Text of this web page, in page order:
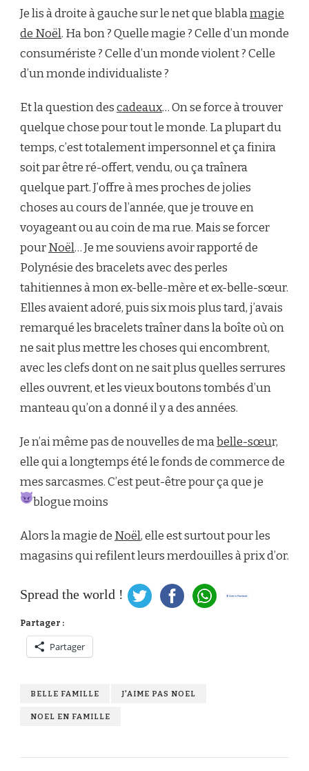
Je lis à droite à gauche sur le net que blablamagie
de Noël. Ha bon ? Quelle magie ? Celle d’un monde
consumériste ? Celle d’un monde violent ? Celle
d’un monde individualiste ?
Et la question descadeaux… On se force à trouver
quelque chose pour tout le monde. La plupart du
temps, c’est totalement impersonnel et ça finira
soit par être ré-offert, vendu, ou ça traînera
quelque part. J’offre à mes proches de jolies
choses au cours de l’année, que je trouve en
voyageant ou au coin de ma rue. Mais se forcer
pourNoël… Je me souviens avoir rapporté de
Polynésie des bracelets avec des perles
tahitiennes à mon ex-belle-mère et ex-belle-sœur.
Elles avaient adoré, puis six mois plus tard, j’avais
remarqué les bracelets traîner dans la boîte où on
ne sait plus mettre les choses qui encombrent,
avec les clefs dont on ne sait plus quelles serrures
elles ouvrent, et les vieux boutons tombés d’un
manteau qu’on a donné il y a des années.
Je n’ai même pas de nouvelles de mabelle-sœur,
elle qui a longtemps été le fonds de commerce de
mes sarcasmes. C’est peut-être pour ça que je
blogue moins
Alors la magie de Noël, elle est surtout pour les
magasins qui refilent leurs merdouilles à prix d’or.
Spread the world !
Partager :
Partager
BELLE FAMILLE J'AIME PAS NOEL
NOEL EN FAMILLE